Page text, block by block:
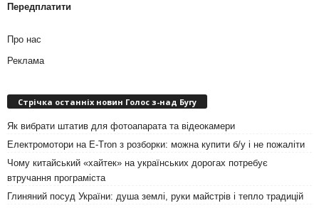
Передплатити
Про нас
Реклама
Стрічка останніх новин Голос з-над Бугу
Як вибрати штатив для фотоапарата та відеокамери
Електромотори на E-Tron з розборки: можна купити б/у і не пожаліти
Чому китайський «хайтек» на українських дорогах потребує
втручання програміста
Глиняний посуд України: душа землі, руки майстрів і тепло традицій